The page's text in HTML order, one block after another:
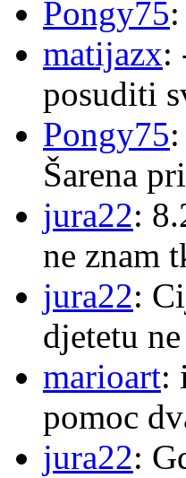
Pongy75
matijazx:
posuditi
Pongy75
Šarena
jura22:
ne znam
jura22:
djetetu
marioart:
pomoc
jura22: